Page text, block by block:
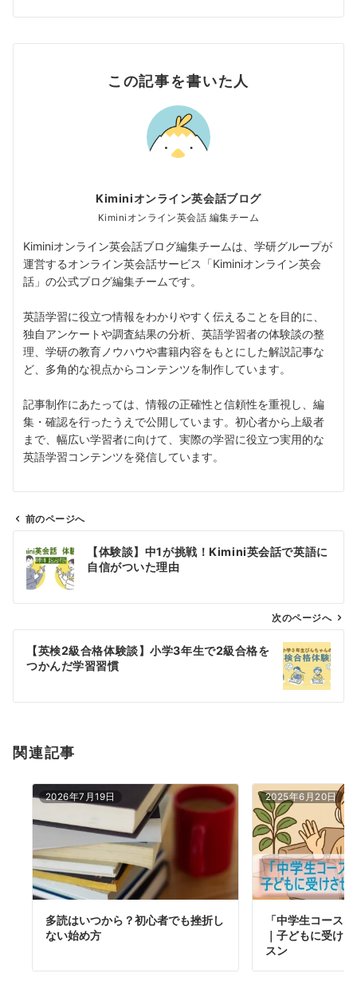
この記事を書いた人
Kiminiオンライン英会話ブログ
Kiminiオンライン英会話 編集チーム
Kiminiオンライン英会話ブログ編集チームは、学研グループが
運営するオンライン英会話サービス「Kiminiオンライン英会
話」の公式ブログ編集チームです。
英語学習に役立つ情報をわかりやすく伝えることを目的に、
独自アンケートや調査結果の分析、英語学習者の体験談の整
理、学研の教育ノウハウや書籍内容をもとにした解説記事な
ど、多角的な視点からコンテンツを制作しています。
記事制作にあたっては、情報の正確性と信頼性を重視し、編
集・確認を行ったうえで公開しています。初心者から上級者
まで、幅広い学習者に向けて、実際の学習に役立つ実用的な
英語学習コンテンツを発信しています。
ビ
ン
前のページへ
【体験談】中1が挑戦！Kimini英会話で英語に
自信がついた理由
次のページへ
【英検2級合格体験談】小学3年生で2級合格を
つかんだ学習習慣
関連記事
2026年7月19日
多読はいつから？初心者でも挫折し
ない始め方
2025年6月20日
「中学生コース
｜子どもに受け
スン